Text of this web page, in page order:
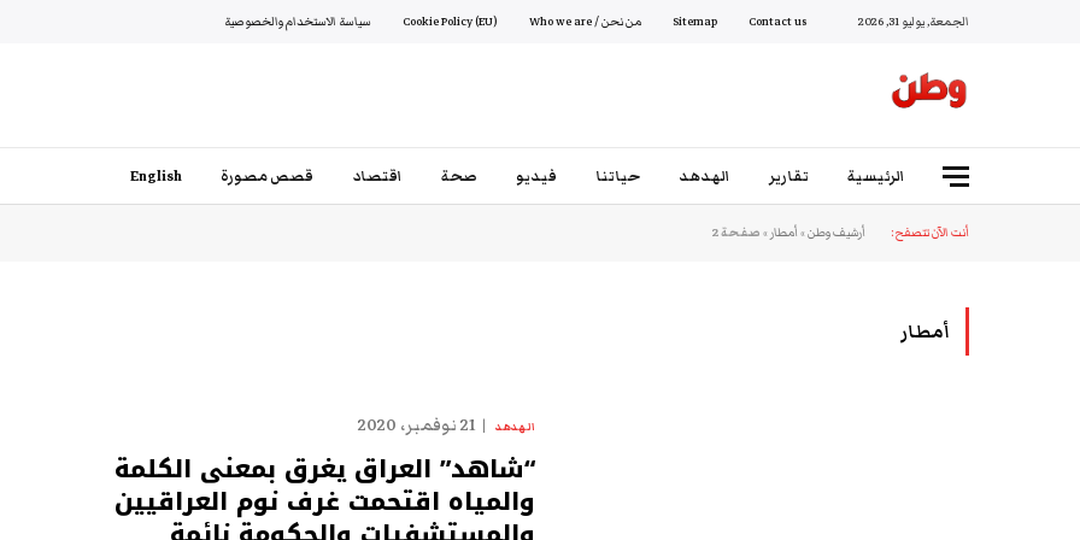
الجمعة, يوليو 31, 2026 Contact us
Sitemap من نحن / Who we are Cookie Policy (EU) سياسة الاستخدام والخصوصية
الرئيسية تقارير الهدهد حياتنا فيديو صحة اقتصاد قصص مصورة English
أنت الآن تتصفح: أرشيف وطن»أمطار»صفحة 2
أمطار
الهدهد 21 نوفمبر، 2020
“شاهد” العراق يغرق بمعنى الكلمة
والمياه اقتحمت غرف نوم العراقيين